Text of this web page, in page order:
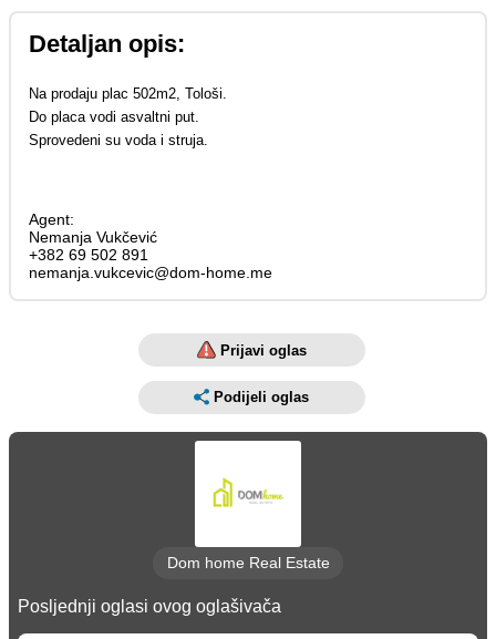
Detaljan opis:
Na prodaju plac 502m2, Tološi.
Do placa vodi asvaltni put.
Sprovedeni su voda i struja.
Agent:
Nemanja Vukčević
+382 69 502 891
nemanja.vukcevic@dom-home.me
Prijavi oglas
Podijeli oglas
Dom home Real Estate
Posljednji oglasi ovog oglašivača